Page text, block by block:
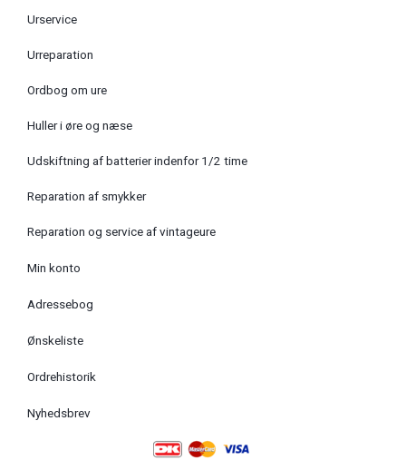
Urservice
Urreparation
Ordbog om ure
Huller i øre og næse
Udskiftning af batterier indenfor 1/2 time
Reparation af smykker
Reparation og service af vintageure
Min konto
Adressebog
Ønskeliste
Ordrehistorik
Nyhedsbrev